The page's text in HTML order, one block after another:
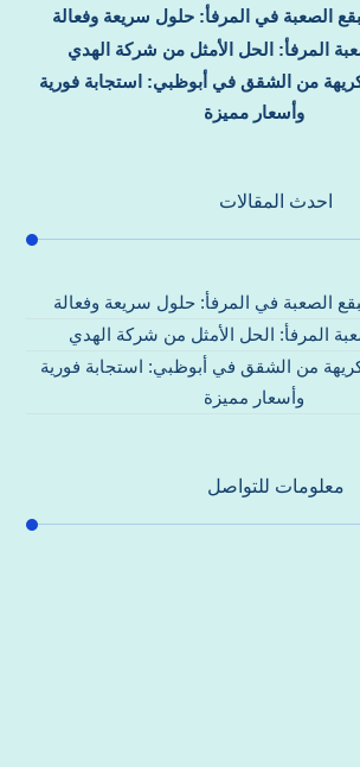
الصعبة في المرفأ: حلول سريعة وفعالة
المرفأ: الحل الأمثل من شركة الهدي
الكريهة من الشقق في أبوظبي: استجابة فورية
وأسعار مميزة
احدث المقالات
الصعبة في المرفأ: حلول سريعة وفعالة
المرفأ: الحل الأمثل من شركة الهدي
من الشقق في أبوظبي: استجابة فورية
وأسعار مميزة
معلومات للتواصل